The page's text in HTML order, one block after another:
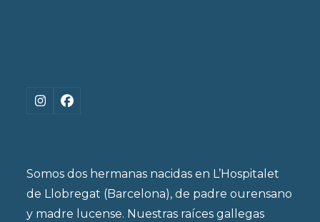
Instagram
Facebook
Somos dos hermanas nacidas en L’Hospitalet
de Llobregat (Barcelona), de padre ourensano
y madre lucense. Nuestras raíces gallegas